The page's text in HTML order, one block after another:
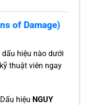
of Damage)
hiệu nào dưới
thuật viên ngay
Dấu hiệu NGUY